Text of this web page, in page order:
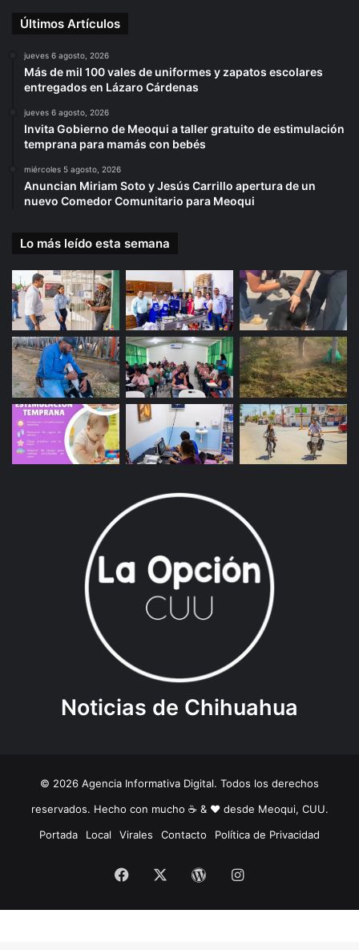
Últimos Artículos
jueves 6 agosto, 2026
Más de mil 100 vales de uniformes y zapatos escolares
entregados en Lázaro Cárdenas
jueves 6 agosto, 2026
Invita Gobierno de Meoqui a taller gratuito de estimulación
temprana para mamás con bebés
miércoles 5 agosto, 2026
Anuncian Miriam Soto y Jesús Carrillo apertura de un
nuevo Comedor Comunitario para Meoqui
Lo más leído esta semana
Noticias de Chihuahua
© 2026 Agencia Informativa Digital. Todos los derechos
reservados. Hecho con mucho ☕️ & ❤️ desde Meoqui, CUU.
Portada
Local Virales Contacto Política de Privacidad
Facebook WordPressInstagram